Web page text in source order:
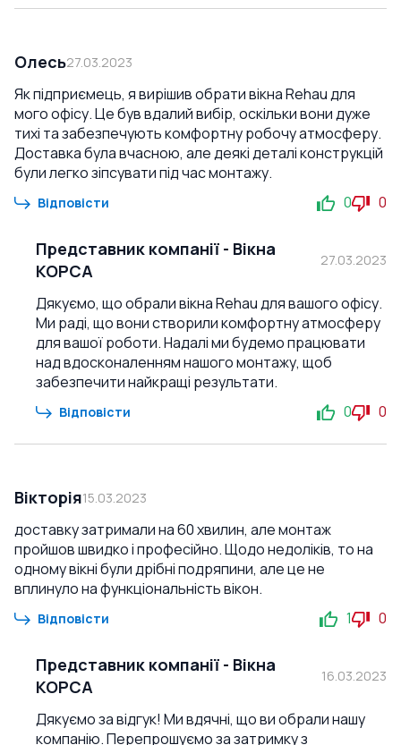
Олесь27.03.2023
Як підприємець, я вирішив обрати вікна Rehau для
мого офісу. Це був вдалий вибір, оскільки вони дуже
тихі та забезпечують комфортну робочу атмосферу.
Доставка була вчасною, але деякі деталі конструкцій
були легко зіпсувати під час монтажу.
Відповісти 0 0
Представник компанії - Вікна
КОРСА
27.03.2023
Дякуємо, що обрали вікна Rehau для вашого офісу.
Ми раді, що вони створили комфортну атмосферу
для вашої роботи. Надалі ми будемо працювати
над вдосконаленням нашого монтажу, щоб
забезпечити найкращі результати.
Відповісти 0 0
Вікторія15.03.2023
доставку затримали на 60 хвилин, але монтаж
пройшов швидко і професійно. Щодо недоліків, то на
одному вікні були дрібні подряпини, але це не
вплинуло на функціональність вікон.
Відповісти 1 0
Представник компанії - Вікна
КОРСА
16.03.2023
Дякуємо за відгук! Ми вдячні, що ви обрали нашу
компанію. Перепрошуємо за затримку з